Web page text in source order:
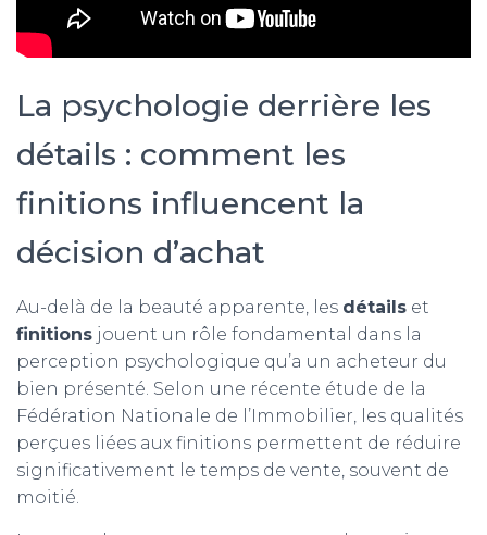
La psychologie derrière les
détails : comment les
finitions influencent la
décision d’achat
Au-delà de la beauté apparente, les détails et
finitions jouent un rôle fondamental dans la
perception psychologique qu’a un acheteur du
bien présenté. Selon une récente étude de la
Fédération Nationale de l’Immobilier, les qualités
perçues liées aux finitions permettent de réduire
significativement le temps de vente, souvent de
moitié.